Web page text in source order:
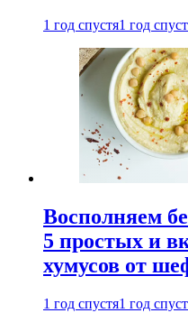
1 год спустя1 год
Восполняем
5 простых и
хумусов от
1 год спустя1 год